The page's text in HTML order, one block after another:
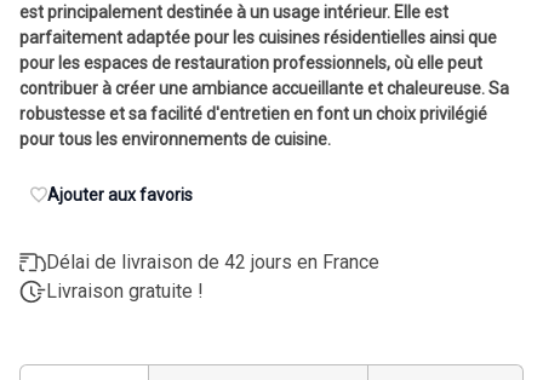
est principalement destinée à un usage intérieur. Elle est
parfaitement adaptée pour les cuisines résidentielles ainsi que
pour les espaces de restauration professionnels, où elle peut
contribuer à créer une ambiance accueillante et chaleureuse. Sa
robustesse et sa facilité d'entretien en font un choix privilégié
pour tous les environnements de cuisine.
Ajouter aux favoris
Délai de livraison de 42 jours en France
Livraison gratuite !